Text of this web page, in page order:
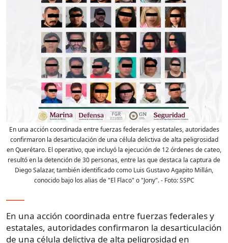
En una acción coordinada entre fuerzas federales y estatales, autoridades
confirmaron la desarticulación de una célula delictiva de alta peligrosidad
en Querétaro. El operativo, que incluyó la ejecución de 12 órdenes de cateo,
resultó en la detención de 30 personas, entre las que destaca la captura de
Diego Salazar, también identificado como Luis Gustavo Agapito Millán,
conocido bajo los alias de "El Flaco" o "Jony".- Foto:SSPC
En una acción coordinada entre fuerzas federales y
estatales, autoridades confirmaron la desarticulación
de una célula delictiva de alta peligrosidad en